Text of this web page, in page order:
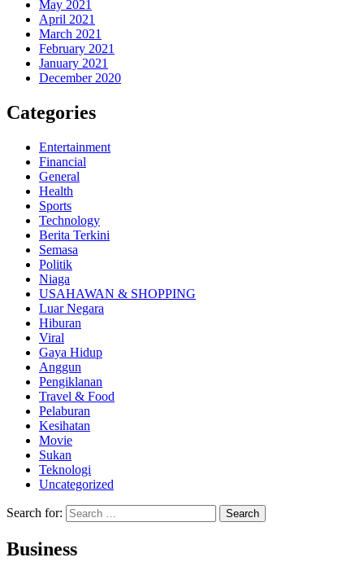
May 2021
April 2021
March 2021
February 2021
January 2021
December 2020
Categories
Entertainment
Financial
General
Health
Sports
Technology
Berita Terkini
Semasa
Politik
Niaga
USAHAWAN & SHOPPING
Luar Negara
Hiburan
Viral
Gaya Hidup
Anggun
Pengiklanan
Travel & Food
Pelaburan
Kesihatan
Movie
Sukan
Teknologi
Uncategorized
Search for:
Business